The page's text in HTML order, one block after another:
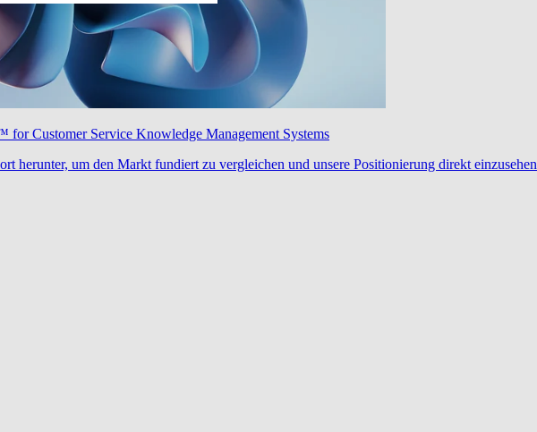
Customer Service Knowledge Management Systems
herunter, um den Markt fundiert zu vergleichen und unsere Positionierung direkt einzusehen